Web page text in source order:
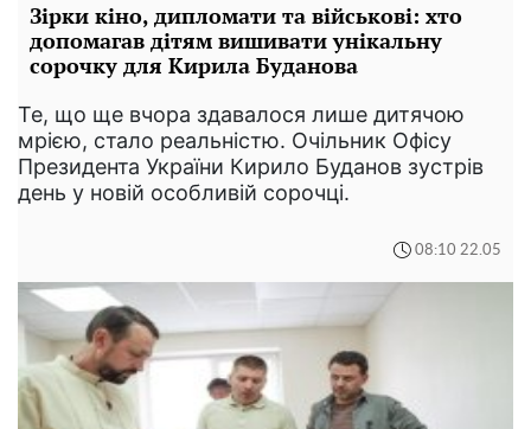
Зірки кіно, дипломати та військові: хто
допомагав дітям вишивати унікальну
сорочку для Кирила Буданова
Те, що ще вчора здавалося лише дитячою
мрією, стало реальністю. Очільник Офісу
Президента України Кирило Буданов зустрів
день у новій особливій сорочці.
08:10 22.05